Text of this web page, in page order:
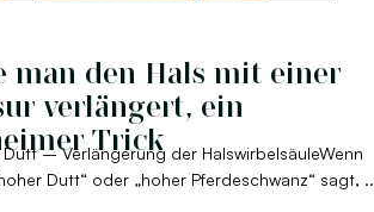
man den Hals mit einer
verlängert, ein
Trick
Dutt – Verlängerung der HalswirbelsäuleWenn
Dutt“ oder „hoher Pferdeschwanz“ sagt, ..